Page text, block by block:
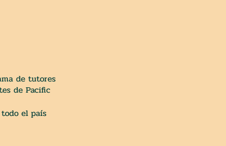
de tutores
de Pacific
el país